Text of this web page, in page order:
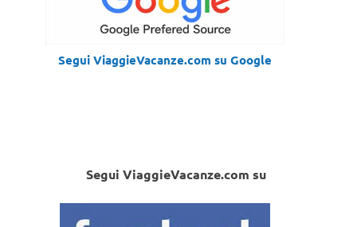
Segui ViaggieVacanze.com su Google
Segui ViaggieVacanze.com su